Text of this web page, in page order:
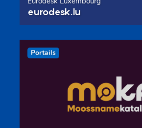
eurodesk.lu
Portails